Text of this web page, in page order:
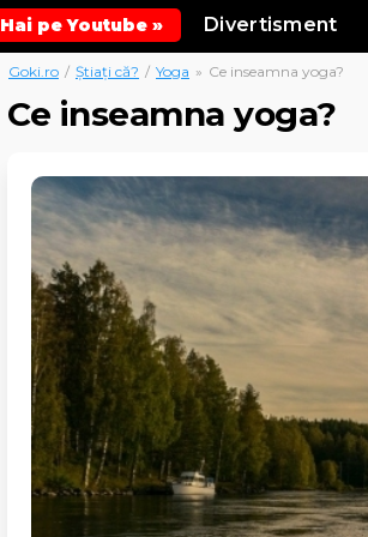
Hai pe Youtube » Divertisment
Goki.ro / Știați că? / Yoga » Ce inseamna yoga?
Ce inseamna yoga?